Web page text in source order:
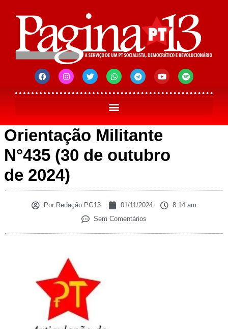
Orientação Militante
N°435 (30 de outubro
de 2024)
Por Redação PG13 01/11/2024
8:14 am
Sem Comentários